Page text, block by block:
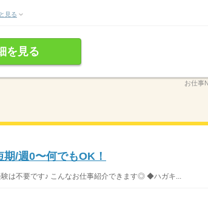
見る
を見る
お仕事
/週0〜何でもOK！
験は不要です♪ こんなお仕事紹介できます◎ ◆ハガキ...